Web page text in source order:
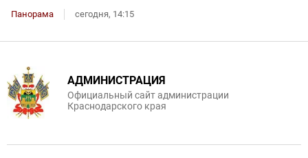
Панорама сегодня, 14:15
АДМИНИСТРАЦИЯ
Официальный сайт администрации
Краснодарского края